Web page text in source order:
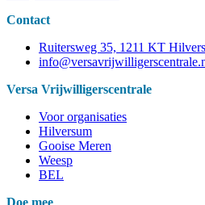
Contact
Ruitersweg 35, 1211 KT
Versa Vrijwilligerscentrale
Voor organisaties
Hilversum
Gooise Meren
Weesp
BEL
Doe mee